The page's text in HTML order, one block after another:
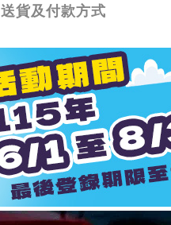
送貨及付款方式